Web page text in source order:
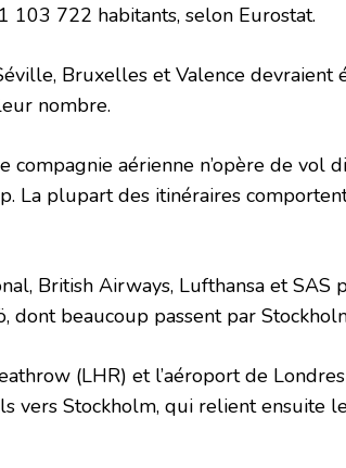
103 722 habitants, selon Eurostat.
Bruxelles et Valence devraient
nombre.
compagnie aérienne n’opère de vol
La plupart des itinéraires
British Airways, Lufthansa et SAS
dont beaucoup passent par
(LHR) et l’aéroport de
vers Stockholm, qui relient ensuite